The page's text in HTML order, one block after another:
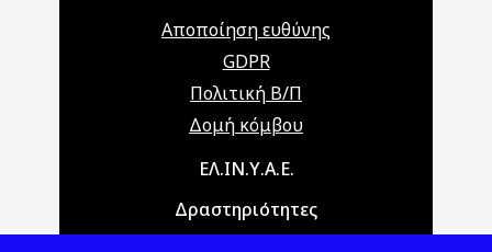
Αποποίηση ευθύνης
GDPR
Πολιτική Β/Π
Δομή κόμβου
Main navigationΕΛ.ΙΝ.Υ.Α.Ε.
Δραστηριότητες